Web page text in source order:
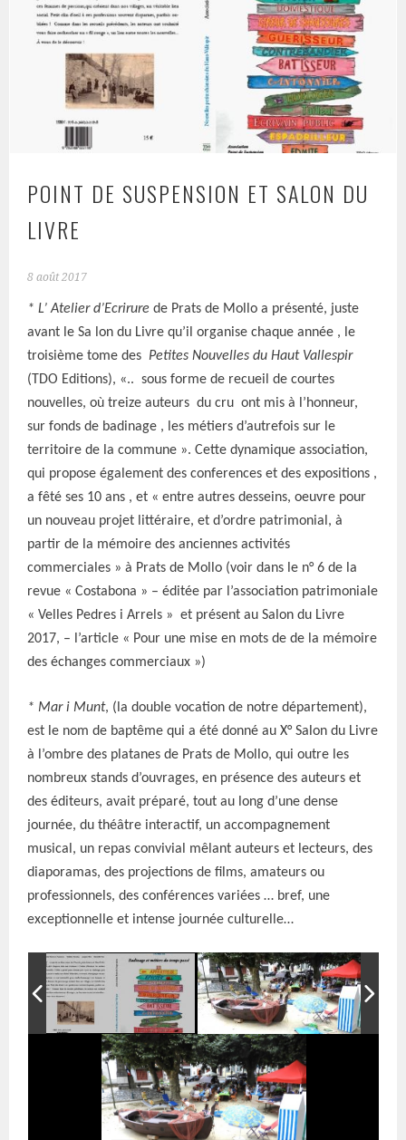
POINT DE SUSPENSION ET SALON DU
LIVRE
8 août 2017
* L’ Atelier d’Ecrirure de Prats de Mollo a présenté, juste
avant le Sa lon du Livre qu’il organise chaque année , le
troisième tome des Petites Nouvelles du Haut Vallespir
(TDO Editions), «.. sous forme de recueil de courtes
nouvelles, où treize auteurs du cru ont mis à l’honneur,
sur fonds de badinage , les métiers d’autrefois sur le
territoire de la commune ». Cette dynamique association,
qui propose également des conferences et des expositions ,
a fêté ses 10 ans , et « entre autres desseins, oeuvre pour
un nouveau projet littéraire, et d’ordre patrimonial, à
partir de la mémoire des anciennes activités
commerciales » à Prats de Mollo (voir dans le n° 6 de la
revue « Costabona » – éditée par l’association patrimoniale
« Velles Pedres i Arrels » et présent au Salon du Livre
2017, – l’article « Pour une mise en mots de de la mémoire
des échanges commerciaux »)
* Mar i Munt, (la double vocation de notre département),
est le nom de baptême qui a été donné au X° Salon du Livre
à l’ombre des platanes de Prats de Mollo, qui outre les
nombreux stands d’ouvrages, en présence des auteurs et
des éditeurs, avait préparé, tout au long d’une dense
journée, du théâtre interactif, un accompagnement
musical, un repas convivial mêlant auteurs et lecteurs, des
diaporamas, des projections de films, amateurs ou
professionnels, des conférences variées … bref, une
exceptionnelle et intense journée culturelle…